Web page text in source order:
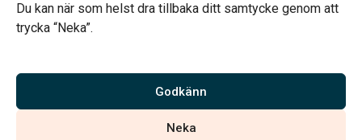
Du kan när som helst dra tillbaka ditt samtycke genom att
trycka “Neka”.
Godkänn
Neka
Vårt systerbolag Verahill hjälper dig med familjejuridiken –
Vi är auktoriserade av Sveriges Begravningsbyråers Förbund och
har högt ställda krav på utbildning, kvalitet, miljö och arbetsmiljö.